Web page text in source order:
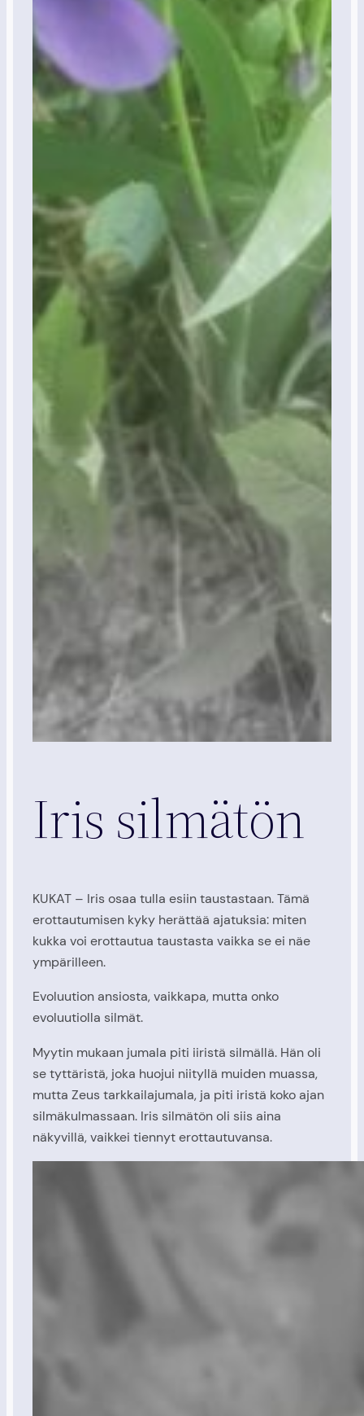
Iris silmätön
KUKAT – Iris osaa tulla esiin taustastaan. Tämä
erottautumisen kyky herättää ajatuksia: miten
kukka voi erottautua taustasta vaikka se ei näe
ympärilleen.
Evoluution ansiosta, vaikkapa, mutta onko
evoluutiolla silmät.
Myytin mukaan jumala piti iiristä silmällä. Hän oli
se tyttäristä, joka huojui niityllä muiden muassa,
mutta Zeus tarkkailajumala, ja piti iristä koko ajan
silmäkulmassaan. Iris silmätön oli siis aina
näkyvillä, vaikkei tiennyt erottautuvansa.